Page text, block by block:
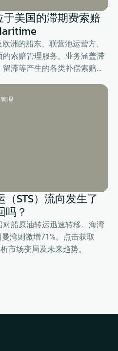
美国的滞期费索赔
洲的船东、联营池运营方、
索赔管理服务。业务涵盖滞
滞等产生的各类补偿索赔，
。
理
STS）流向发生了
吗？
船原油转运迅速转移。海湾
湾则激增71%。点击获取
市场变局及未来趋势。